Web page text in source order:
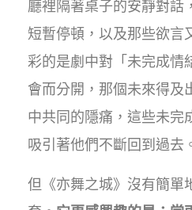
廳裡隔著桌子的安靜對話
短暫停頓，以及那些欲言
彩的是劇中對「未完成情
會而分開，那個未來得及
中共同的隱痛，這些未完
吸引著他們不斷回到過去
但《亦舞之城》沒有簡單